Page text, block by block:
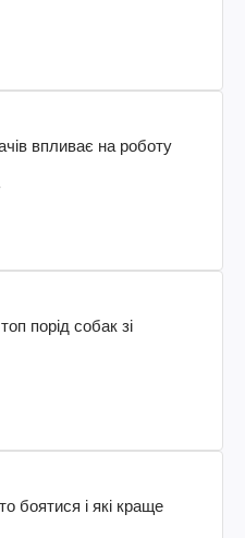
впливає на роботу
порід собак зі
боятися і які краще